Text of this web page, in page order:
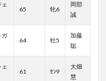
65 牝6
岡部
誠
ガ
64 牡5
加藤
聡
61 ｾﾝ9
大畑
慧